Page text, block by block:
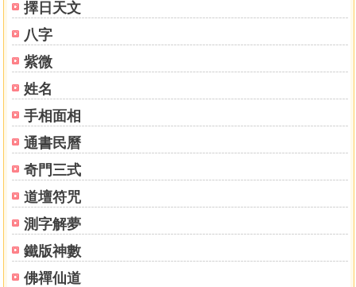
擇日天文
八字
紫微
姓名
手相面相
通書民曆
奇門三式
道壇符咒
測字解夢
鐵版神數
佛禪仙道